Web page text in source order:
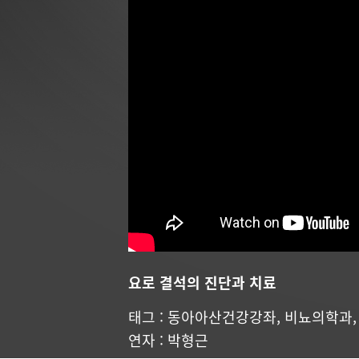
요로 결석의 진단과 치료
태그 : 동아아산건강강좌, 비뇨의학과,
연자 : 박형근